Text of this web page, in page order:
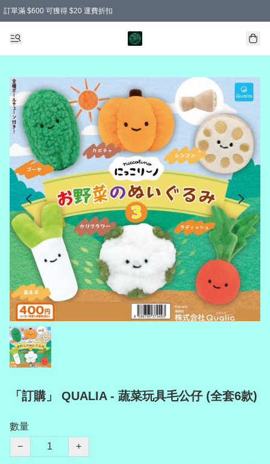
訂單滿 $600 可獲得 $20 運費折扣
「訂購」 QUALIA - 蔬菜玩具毛公仔 (全套6款)
數量
−
+